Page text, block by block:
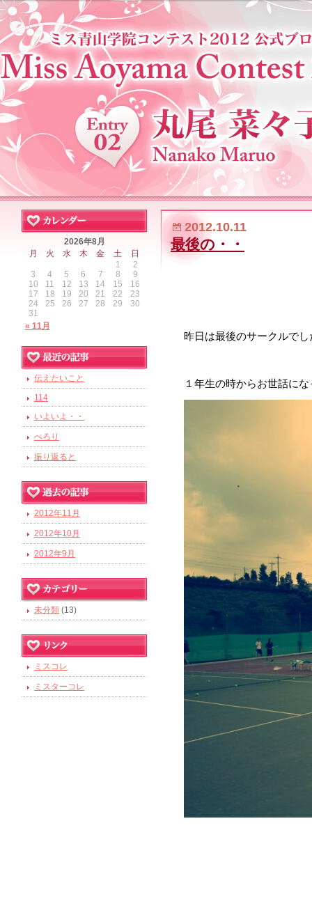
2012.10.11
最後の・・
昨日は最後のサークルでし
１年生の時からお世話に
2026年8月
月
火 水 木 金 土 日
« 11月
1
2
3
4 5 6 7 8
9
10
11 12 13 14 15
16
17
18 19 20 21 22
23
24
25 26 27 28 29
30
31
伝えたいこと
114
いよいよ・・
ぺろり
振り返ると
2012年11月
2012年10月
2012年9月
未分類 (13)
ミスコレ
ミスターコレ